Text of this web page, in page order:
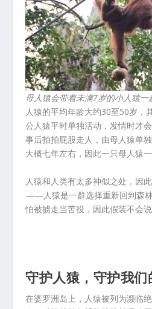
母人猿会带着未满7岁的小人猿一
人猿的平均年龄大约30至50岁，
公人猿平时单独活动，发情时才
事后拍拍屁股走人，由母人猿单
大概七年左右，因此一只母人猿一
人猿和人类有太多神似之处，因
——人猿是一群选择重新回到森
怕被掳走当苦役，因此假装不会
守护人猿，守护我们
在婆罗洲岛上，人猿被列为濒临